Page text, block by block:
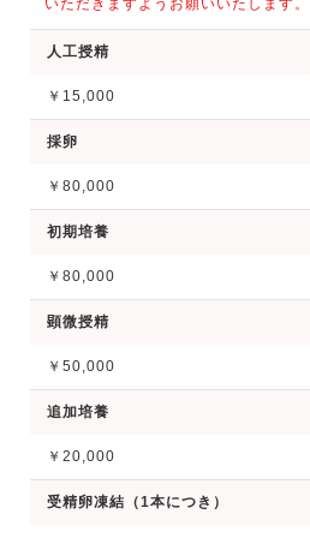
いただきますようお願いいたします。
人工授精
￥15,000
採卵
￥80,000
初期培養
￥80,000
顕微授精
￥50,000
追加培養
￥20,000
受精卵凍結（1本につき）